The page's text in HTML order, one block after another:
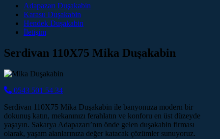
Main Navigation
Adapazarı Duşakabin
Karasu Duşakabin
Hendek Duşakabin
İletişim
Serdivan 110X75 Mika Duşakabin
0543 501 54 34
Serdivan 110X75 Mika Duşakabin ile banyonuza modern bir
dokunuş katın, mekanınızı ferahlatın ve konforu en üst düzeyde
yaşayın. Sakarya Adapazarı’nın önde gelen duşakabin firması
olarak, yaşam alanlarınıza değer katacak çözümler sunuyoruz.